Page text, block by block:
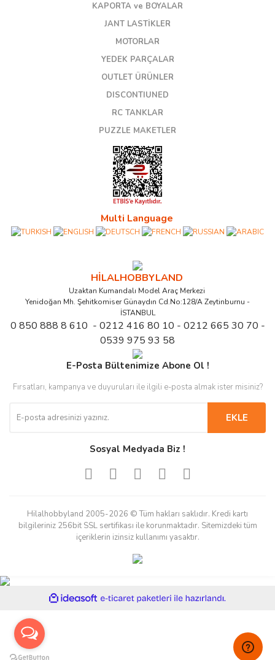
KAPORTA ve BOYALAR
JANT LASTİKLER
MOTORLAR
YEDEK PARÇALAR
OUTLET ÜRÜNLER
DISCONTIUNED
RC TANKLAR
PUZZLE MAKETLER
Multi Language
HİLALHOBBYLAND
Uzaktan Kumandalı Model Araç Merkezi
Yenidoğan Mh. Şehitkomiser Günaydın Cd.No:128/A Zeytinburnu -
İSTANBUL
0 850 888 8 610 - 0212 416 80 10 - 0212 665 30 70 -
0539 975 93 58
E-Posta Bültenimize Abone Ol !
Fırsatları, kampanya ve duyuruları ile ilgili e-posta almak ister misiniz?
EKLE
Sosyal Medyada Biz !
Hilalhobbyland 2005-2026 © Tüm hakları saklıdır. Kredi kartı
bilgileriniz 256bit SSL sertifikası ile korunmaktadır. Sitemizdeki tüm
içeriklerin izinsiz kullanımı yasaktır.
ideasoft
e-